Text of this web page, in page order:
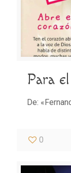
Para
De:
0